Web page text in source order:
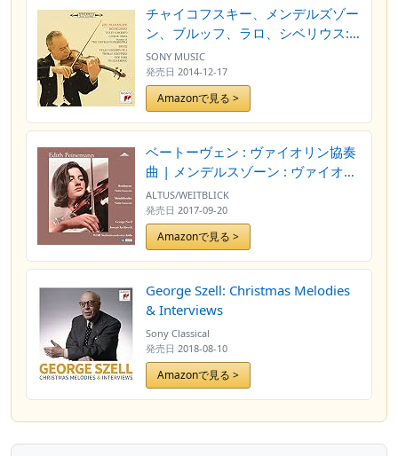
チャイコフスキー、メンデルズゾー
ン、ブルッフ、ラロ、シベリウス:
ヴァイオリン協奏曲集
SONY MUSIC
発売日 2014-12-17
Amazonで見る >
ベートーヴェン : ヴァイオリン協奏
曲 | メンデルスゾーン : ヴァイオリ
ン協奏曲 (Beethoven : Violin
Concerto | Mendelssohn : Violin
Concerto / Edith Peinemann |
George Szell | Joseph Keilberth |
[Limited Edition] [日本語帯・解説
付] [Analog]
ALTUS/WEITBLICK
発売日 2017-09-20
Amazonで見る >
George Szell: Christmas Melodies
& Interviews
Sony Classical
発売日 2018-08-10
Amazonで見る >